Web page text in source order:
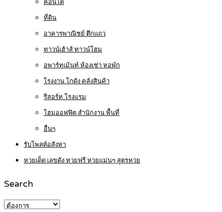
คอนโด
ที่ดิน
อาคารพาณิชย์ ตึกแถว
ทาวน์เฮ้าส์ ทาวน์โฮม
อพาร์ทเม้นท์ ห้องเช่า หอพัก
โรงงาน โกดัง คลังสินค้า
รีสอร์ท โรงแรม
โฮมออฟฟิต สำนักงาน พื้นที่
อื่นๆ
รับโพสต์อสังหา
หวยเด็ด เลขดัง หวยฟรี หวยแม่นๆ สูตรหวย
Search